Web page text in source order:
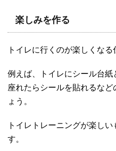
楽しみを作る
トイレに行くのが楽しくな
例えば、トイレにシール台
座れたらシールを貼れるな
ょう。
トイレトレーニングが楽し
す。